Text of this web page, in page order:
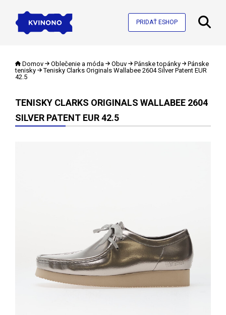
PRIDAŤ ESHOP
Domov Oblečenie a móda Obuv Pánske topánky
Pánske
tenisky
Tenisky Clarks Originals Wallabee 2604 Silver Patent EUR
42.5
TENISKY CLARKS ORIGINALS WALLABEE 2604
SILVER PATENT EUR 42.5